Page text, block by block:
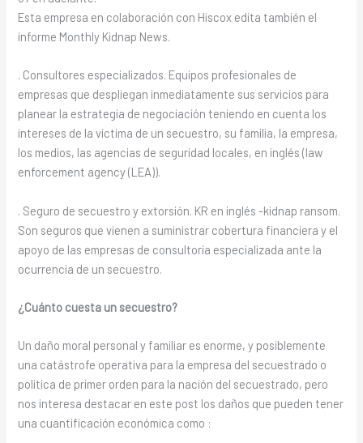
Esta empresa en colaboración con Hiscox edita también el
informe Monthly Kidnap News.
. Consultores especializados. Equipos profesionales de
empresas que despliegan inmediatamente sus servicios para
planear la estrategia de negociación teniendo en cuenta los
intereses de la víctima de un secuestro, su familia, la empresa,
los medios, las agencias de seguridad locales, en inglés (law
enforcement agency (LEA)).
. Seguro de secuestro y extorsión. KR en inglés -kidnap ransom.
Son seguros que vienen a suministrar cobertura financiera y el
apoyo de las empresas de consultoría especializada ante la
ocurrencia de un secuestro.
¿Cuánto cuesta un secuestro?
Un daño moral personal y familiar es enorme, y posiblemente
una catástrofe operativa para la empresa del secuestrado o
política de primer orden para la nación del secuestrado, pero
nos interesa destacar en este post los daños que pueden tener
una cuantificación económica como :